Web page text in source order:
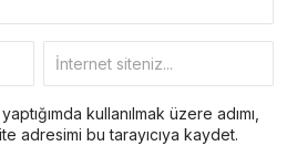
kullanılmak üzere adımı,
adresimi bu tarayıcıya kaydet.